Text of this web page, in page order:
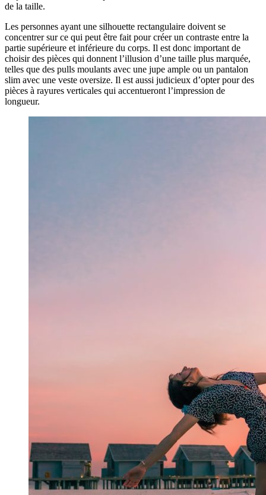
de la taille.
Les personnes ayant une silhouette rectangulaire doivent se
concentrer sur ce qui peut être fait pour créer un contraste entre la
partie supérieure et inférieure du corps. Il est donc important de
choisir des pièces qui donnent l’illusion d’une taille plus marquée,
telles que des pulls moulants avec une jupe ample ou un pantalon
slim avec une veste oversize. Il est aussi judicieux d’opter pour des
pièces à rayures verticales qui accentueront l’impression de
longueur.